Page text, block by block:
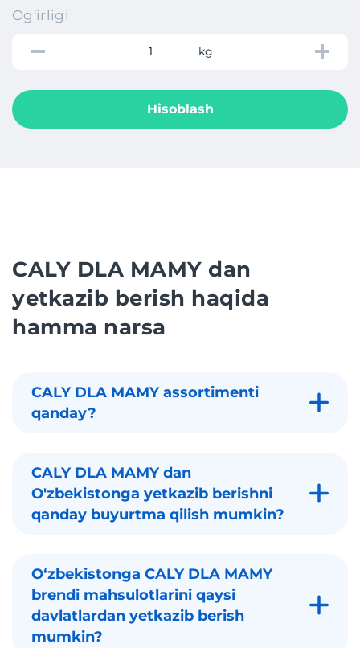
Og'irligi
kg
Hisoblash
CALY DLA MAMY dan
yetkazib berish haqida
hamma narsa
CALY DLA MAMY assortimenti
qanday?
CALY DLA MAMY dan
O'zbekistonga yetkazib berishni
qanday buyurtma qilish mumkin?
Oʻzbekistonga CALY DLA MAMY
brendi mahsulotlarini qaysi
davlatlardan yetkazib berish
mumkin?